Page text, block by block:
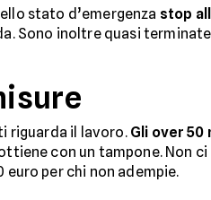
stato d’emergenza stop
Sono inoltre quasi
riguarda il lavoro. Gli over 50
con un tampone. Non
per chi non adempie.